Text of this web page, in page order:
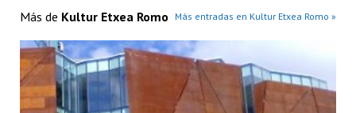
Más de Kultur Etxea Romo Más entradas en Kultur Etxea Romo »